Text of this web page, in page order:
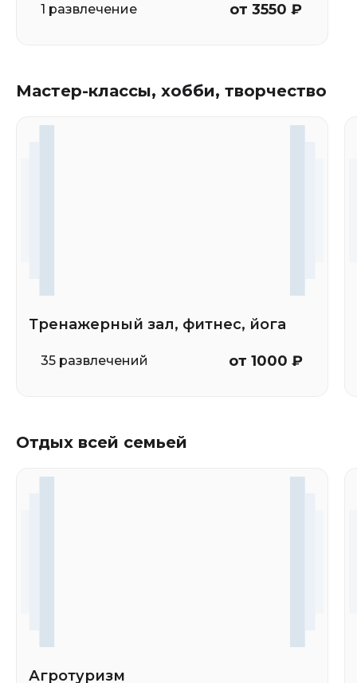
1 развлечение от 3550 ₽
Мастер-классы, хобби, творчество
Тренажерный зал, фитнес, йога
35 развлечений от 1000 ₽
Отдых всей семьей
Агротуризм